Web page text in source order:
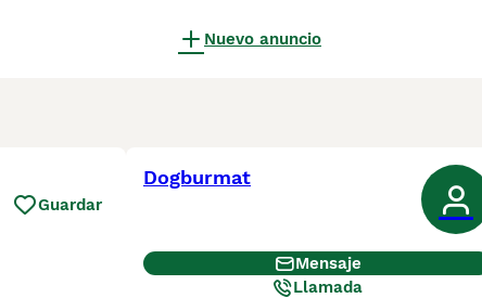
Nuevo anuncio
Guardar
Dogburmat
Mensaje
Llamada